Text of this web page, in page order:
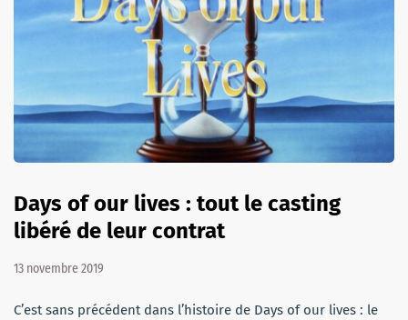
Days of our lives : tout le casting
libéré de leur contrat
13 novembre 2019
C’est sans précédent dans l’histoire de Days of our lives : le